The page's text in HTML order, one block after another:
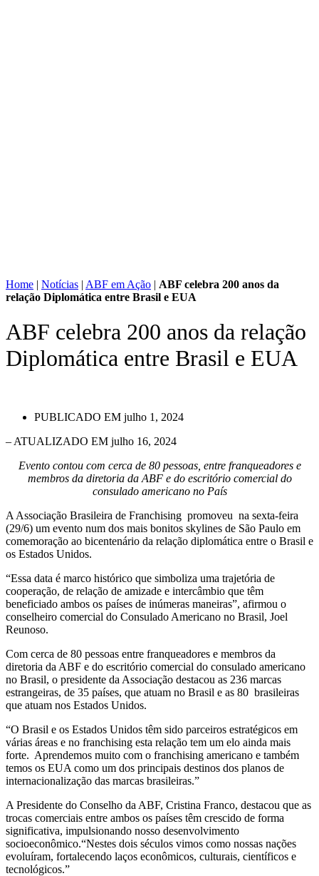
Home | Notícias | ABF em Ação | ABF celebra 200 anos da
relação Diplomática entre Brasil e EUA
ABF celebra 200 anos da relação
Diplomática entre Brasil e EUA
PUBLICADO EM julho 1, 2024
– ATUALIZADO EM julho 16, 2024
Evento contou com cerca de 80 pessoas, entre franqueadores e
membros da diretoria da ABF e do escritório comercial do
consulado americano no País
A Associação Brasileira de Franchising promoveu na sexta-feira
(29/6) um evento num dos mais bonitos skylines de São Paulo em
comemoração ao bicentenário da relação diplomática entre o Brasil e
os Estados Unidos.
“Essa data é marco histórico que simboliza uma trajetória de
cooperação, de relação de amizade e intercâmbio que têm
beneficiado ambos os países de inúmeras maneiras”, afirmou o
conselheiro comercial do Consulado Americano no Brasil, Joel
Reunoso.
Com cerca de 80 pessoas entre franqueadores e membros da
diretoria da ABF e do escritório comercial do consulado americano
no Brasil, o presidente da Associação destacou as 236 marcas
estrangeiras, de 35 países, que atuam no Brasil e as 80 brasileiras
que atuam nos Estados Unidos.
“O Brasil e os Estados Unidos têm sido parceiros estratégicos em
várias áreas e no franchising esta relação tem um elo ainda mais
forte. Aprendemos muito com o franchising americano e também
temos os EUA como um dos principais destinos dos planos de
internacionalização das marcas brasileiras.”
A Presidente do Conselho da ABF, Cristina Franco, destacou que as
trocas comerciais entre ambos os países têm crescido de forma
significativa, impulsionando nosso desenvolvimento
socioeconômico.“Nestes dois séculos vimos como nossas nações
evoluíram, fortalecendo laços econômicos, culturais, científicos e
tecnológicos.”